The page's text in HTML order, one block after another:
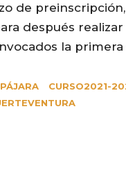
de
después
la
CURSO2021-